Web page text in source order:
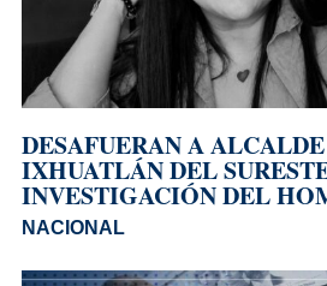
DESAFUERAN A
IXHUATLÁN DEL
INVESTIGACIÓN DEL
DE LA PERIODISTA
GUZMÁN
NACIONAL